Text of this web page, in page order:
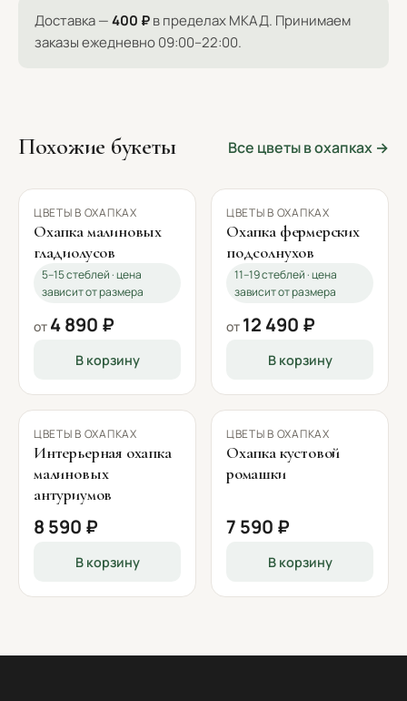
Доставка —400 ₽в пределах МКАД. Принимаем
заказы ежедневно 09:00–22:00.
Похожие букеты Все цветы в охапках →
ЦВЕТЫ В ОХАПКАХ
Охапка малиновых
гладиолусов
5–15 стеблей · цена
зависит от размера
от 4 890 ₽
В корзину
ЦВЕТЫ В ОХАПКАХ
Охапка фермерских
подсолнухов
11–19 стеблей · цена
зависит от размера
от 12 490 ₽
В корзину
ЦВЕТЫ В ОХАПКАХ
Интерьерная охапка
малиновых
антуриумов
8 590 ₽
В корзину
ЦВЕТЫ В ОХАПКАХ
Охапка кустовой
ромашки
7 590 ₽
В корзину